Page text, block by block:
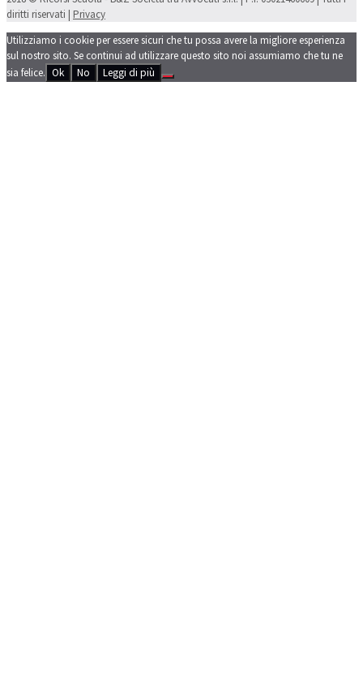
diritti riservati | Privacy
Utilizziamo i cookie per essere sicuri che tu possa avere la migliore esperienza
sul nostro sito. Se continui ad utilizzare questo sito noi assumiamo che tu ne
sia felice. Ok No Leggi di più